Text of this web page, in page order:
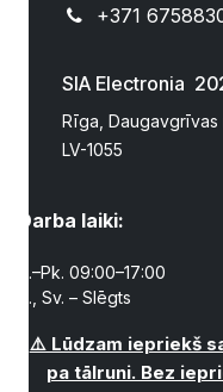
+371
SIA Electronia
Rīga, Daugavgrīvas
LV-1055
Darba laiki:
P.–Pk. 09:00–17:00
S., Sv. – Slēgts
⚠️ Lūdzam iepriekš
pa tālruni. Bez